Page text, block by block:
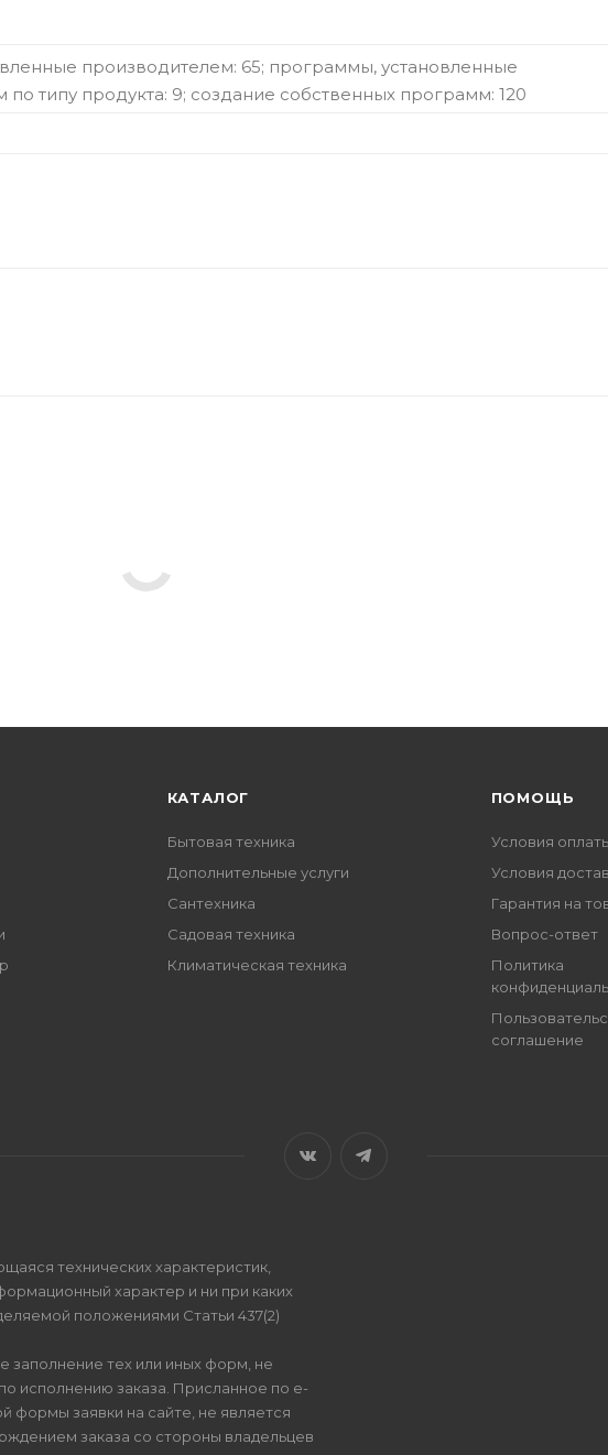
производителем: 65; программы, установленные
по типу продукта: 9; создание собственных программ: 120
КАТАЛОГ
Бытовая техника
Дополнительные услуги
Сантехника
Садовая техника
Климатическая техника
ПОМОЩЬ
Условия
Условия
Гарантия на
Вопрос-ответ
Политика
соглашение
технических характеристик,
характер и ни при каких
положениями Статьи 437(2)
заполнение тех или иных форм, не
исполнению заказа. Присланное по e-
заявки на сайте, не является
заказа со стороны владельцев